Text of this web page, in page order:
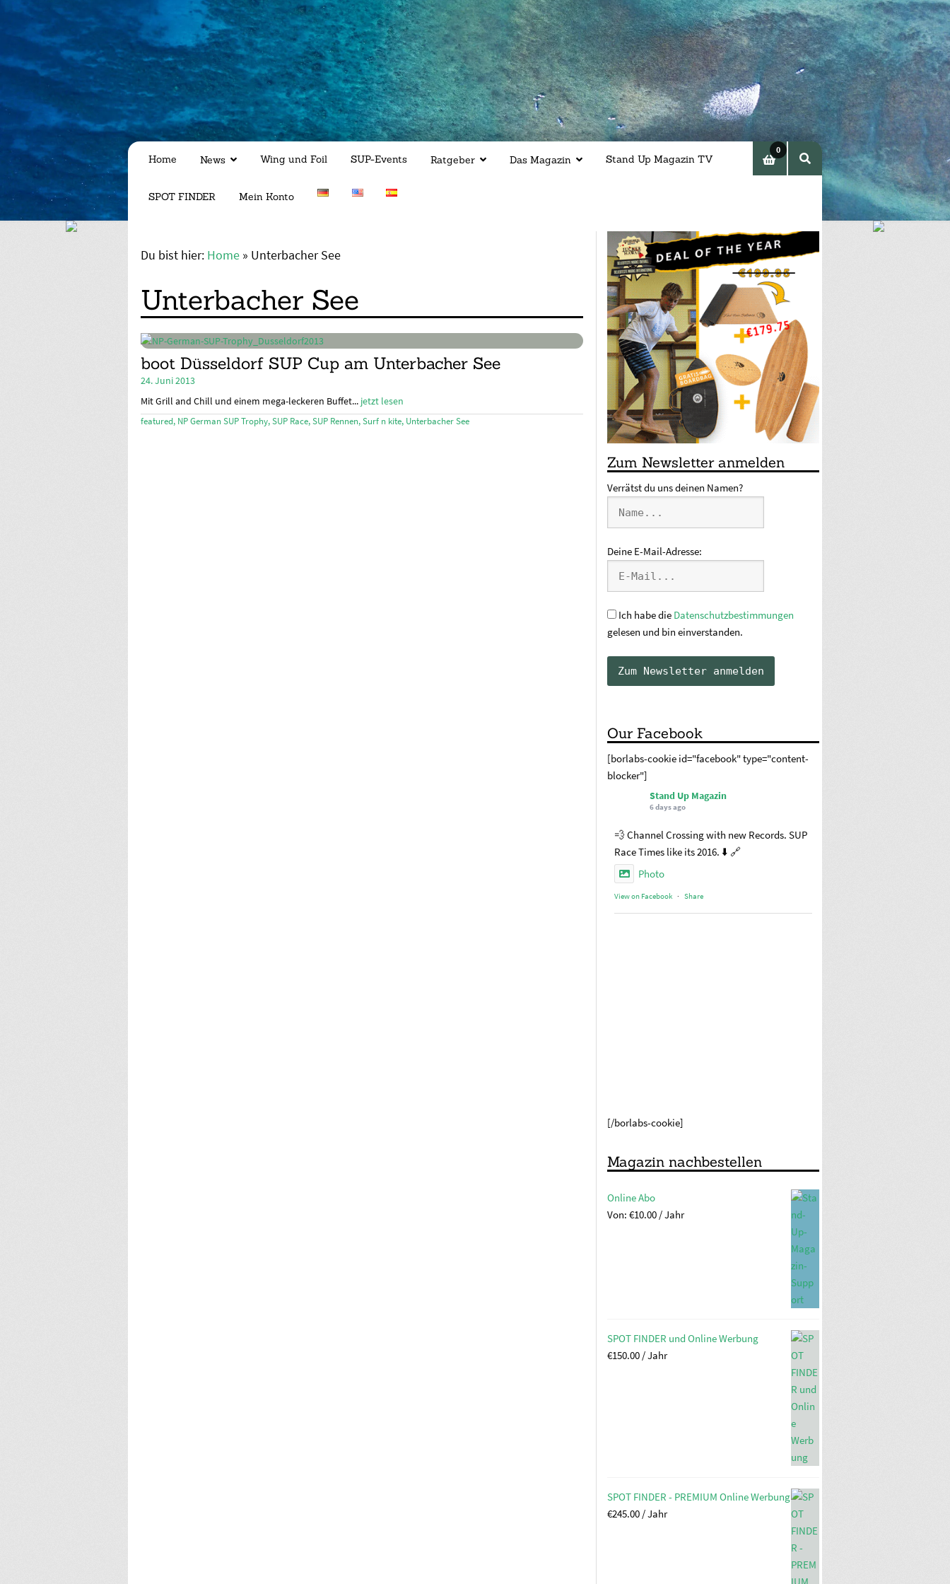
Home News Wing und Foil SUP-Events Ratgeber Das Magazin Stand Up Magazin TV
SPOT FINDER Mein Konto
0
Arti
Zum Newsletter anmelden
Verrätst du uns deinen Namen?
Deine E-Mail-Adresse:
Ich habe die Datenschutzbestimmungen
gelesen und bin einverstanden.
Our Facebook
[borlabs-cookie id="facebook" type="content-
blocker"]
Stand Up Magazin
6 days ago
💨 Channel Crossing with new Records. SUP
Race Times like its 2016. ⬇️ 🔗
Photo
View on Facebook · Share
[/borlabs-cookie]
Magazin nachbestellen
Online Abo
Von: €10.00 / Jahr
SPOT FINDER und Online Werbung
€150.00 / Jahr
SPOT FINDER - PREMIUM Online Werbung
€245.00 / Jahr
Du bist hier: Home» Unterbacher See
Unterbacher See
boot Düsseldorf SUP Cup am Unterbacher See
24. Juni 2013
Mit Grill and Chill und einem mega-leckeren Buffet... jetzt lesen
featured, NP German SUP Trophy, SUP Race, SUP Rennen, Surf n kite, Unterbacher See